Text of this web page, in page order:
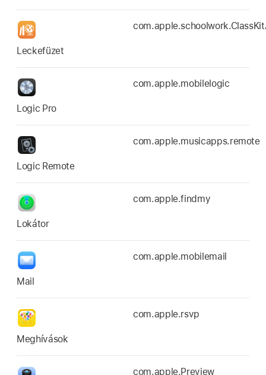
Leckefüzet
Logic Pro
com.apple.mobilelogic
Logic Remote
com.apple.musicapps.remote
Lokátor
com.apple.findmy
Mail
com.apple.mobilemail
Meghívások
com.apple.rsvp
com.apple.Preview